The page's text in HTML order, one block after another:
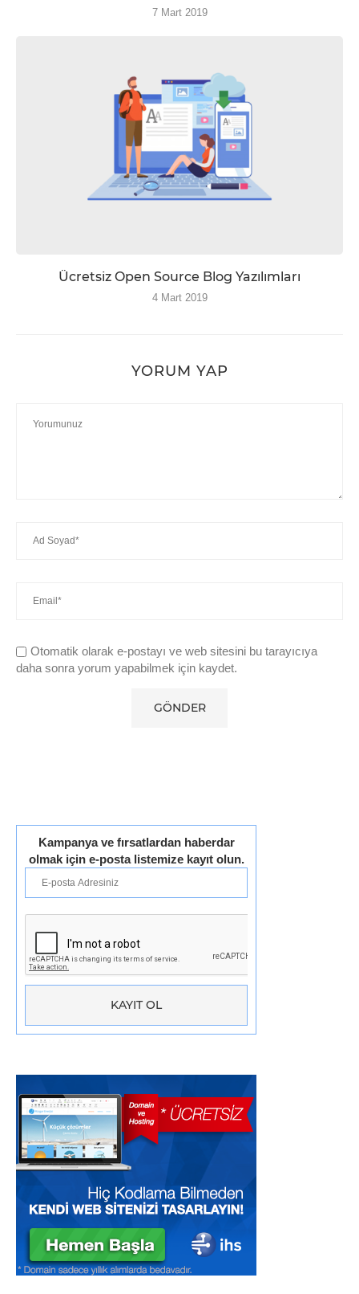
7 Mart 2019
Ücretsiz Open Source Blog Yazılımları
4 Mart 2019
YORUM YAP
Otomatik olarak e-postayı ve web sitesini bu tarayıcıya
daha sonra yorum yapabilmek için kaydet.
Kampanya ve fırsatlardan haberdar
olmak için e-posta listemize kayıt olun.